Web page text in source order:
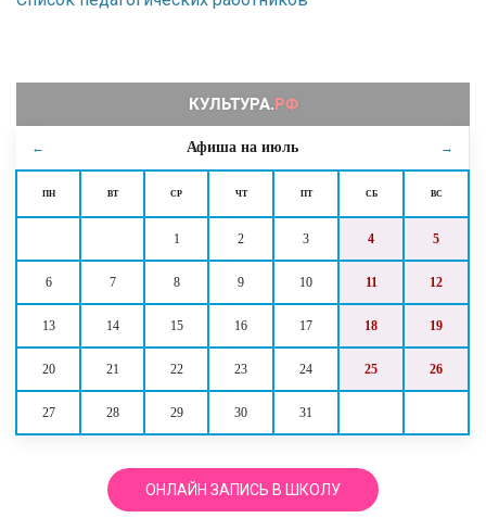
← Афиша на июль →
ПН ВТ СР ЧТ ПТ СБ ВС
1 2 3 4 5
6 7 8 9 10 11 12
13 14 15 16 17 18 19
20 21 22 23 24 25 26
27 28 29 30 31
ОНЛАЙН ЗАПИСЬ В ШКОЛУ